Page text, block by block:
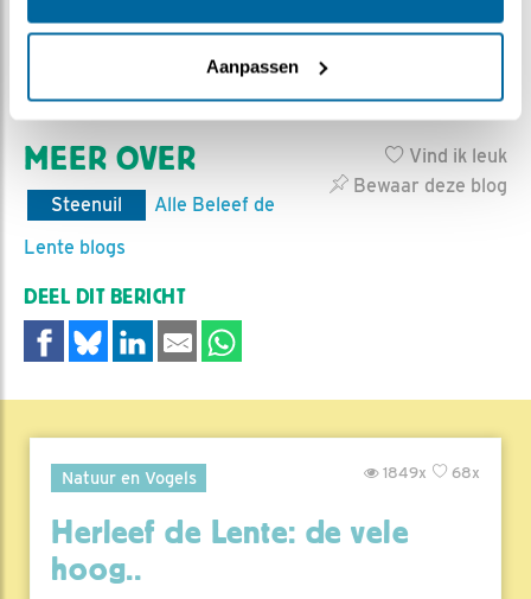
Aanpassen
vrijwilligersorganisatie, zonder betaalde krachten.
website van STONE
Vind ik leuk
Bewaar deze blog
MEER OVER
Steenuil
Alle Beleef de
Lente blogs
DEEL DIT BERICHT
Natuur en Vogels 68x
1849x
Herleef de Lente: de vele
hoog..